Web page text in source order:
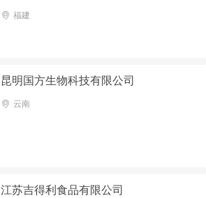
福建
昆明国方生物科技有限公司
云南
江苏吉得利食品有限公司